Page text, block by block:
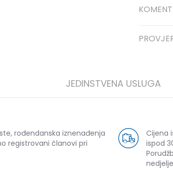
JEDINSTVENA USLUGA
rođendanska iznenađenja
registrovani članovi pri
Cijena
ispod